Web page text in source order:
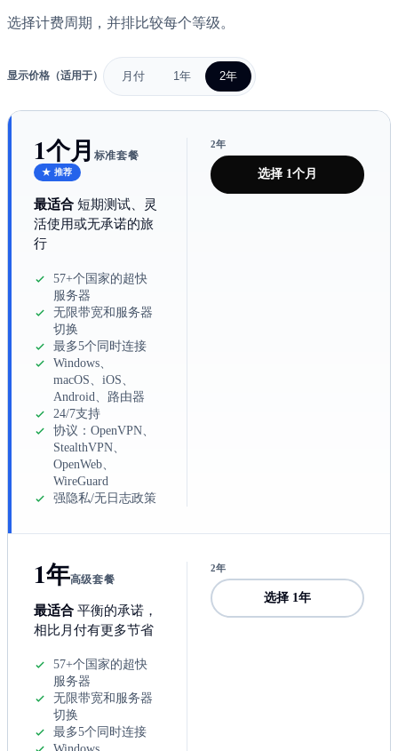
选择计费周期，并排比较每个等级。
显示价格（适用于） 月付 1年 2年
1个月 标准套餐
★ 推荐
最适合短期测试、灵
活使用或无承诺的旅
行
57+个国家的超快
服务器
无限带宽和服务器
切换
最多5个同时连接
Windows、
macOS、iOS、
Android、路由器
24/7支持
协议：OpenVPN、
StealthVPN、
OpenWeb、
WireGuard
强隐私/无日志政策
2年
选择 1个月
1年高级套餐
最适合平衡的承诺，
相比月付有更多节省
57+个国家的超快
服务器
无限带宽和服务器
切换
最多5个同时连接
2年
选择 1年